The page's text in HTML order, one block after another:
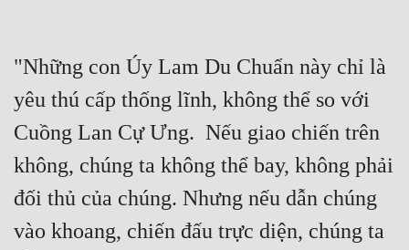
"Những con Úy Lam Du Chuẩn này chỉ là
yêu thú cấp thống lĩnh, không thể so với
Cuồng Lan Cự Ưng.  Nếu giao chiến trên
không, chúng ta không thể bay, không phải
đối thủ của chúng. Nhưng nếu dẫn chúng
vào khoang, chiến đấu trực diện, chúng ta